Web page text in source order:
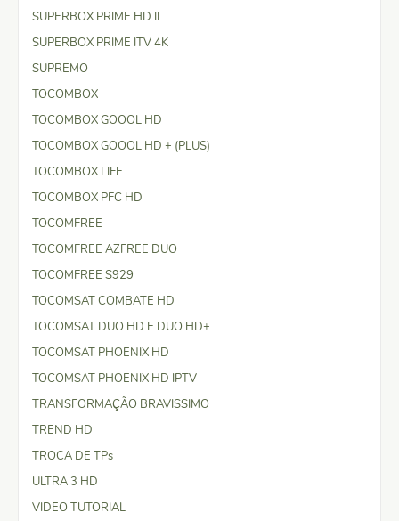
SUPERBOX PRIME HD II
SUPERBOX PRIME ITV 4K
SUPREMO
TOCOMBOX
TOCOMBOX GOOOL HD
TOCOMBOX GOOOL HD + (PLUS)
TOCOMBOX LIFE
TOCOMBOX PFC HD
TOCOMFREE
TOCOMFREE AZFREE DUO
TOCOMFREE S929
TOCOMSAT COMBATE HD
TOCOMSAT DUO HD E DUO HD+
TOCOMSAT PHOENIX HD
TOCOMSAT PHOENIX HD IPTV
TRANSFORMAÇÃO BRAVISSIMO
TREND HD
TROCA DE TPs
ULTRA 3 HD
VIDEO TUTORIAL